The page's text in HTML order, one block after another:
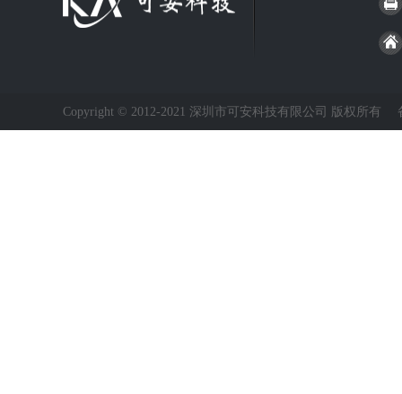
Copyright © 2012-2021 深圳市可安科技有限公司 版权所有